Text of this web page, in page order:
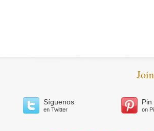
Síguenos
en Twitter
Pin
on